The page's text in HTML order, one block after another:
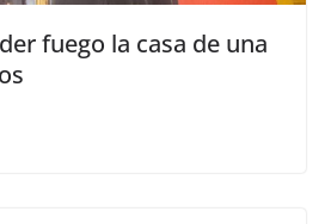
fuego la casa de una